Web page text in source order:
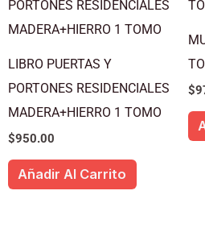
LIBRO PUERTAS Y
PORTONES RESIDENCIALES
MADERA+HIERRO 1 TOMO
$950.00
Añadir Al Carrito
$